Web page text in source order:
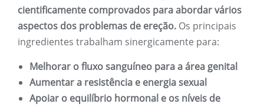
cientificamente comprovados para abordar vários
aspectos dos problemas de ereção. Os principais
ingredientes trabalham sinergicamente para:
Melhorar o fluxo sanguíneo para a área genital
Aumentar a resistência e energia sexual
Apoiar o equilíbrio hormonal e os níveis de